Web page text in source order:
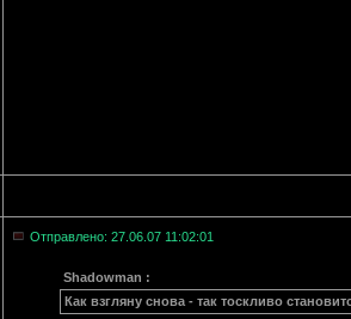
Отправлено: 27.06.07 11:02:01
Shadowman :
Как взгляну снова - так тоскливо